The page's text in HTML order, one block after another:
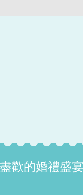
歡的婚禮盛